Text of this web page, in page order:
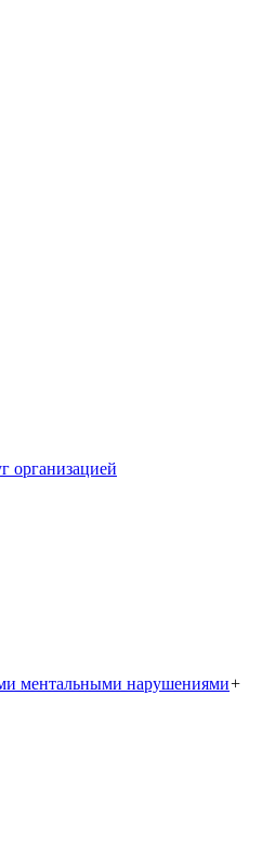
организацией
ментальными нарушениями+